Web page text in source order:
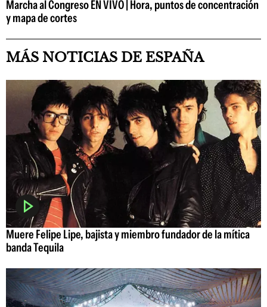
Marcha al Congreso EN VIVO | Hora, puntos de concentración
y mapa de cortes
MÁS NOTICIAS DE ESPAÑA
Muere Felipe Lipe, bajista y miembro fundador de la mítica
banda Tequila